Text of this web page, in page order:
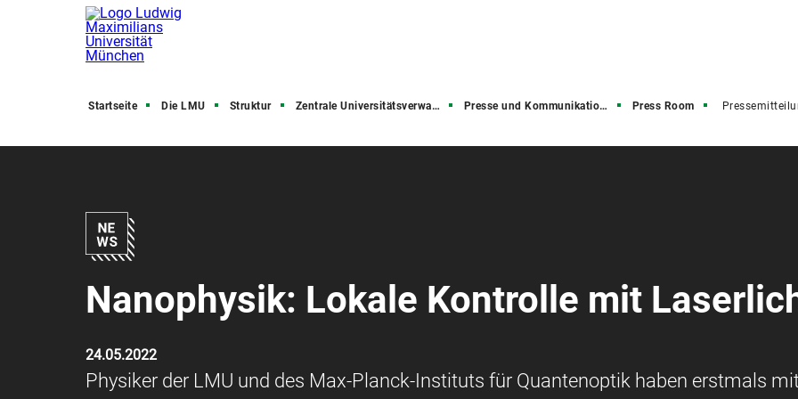
Startseite Die LMU Struktur Zentrale Universitätsverwaltung Presse und Kommunikation (PuK) Press Room
Nanophysik: Lokale Kontrolle mit
24.05.2022
Physiker der LMU und des Max-Planck-Instituts für Quantenoptik haben erstmals